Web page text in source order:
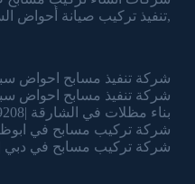
,تنفيذ تركيب صيانة أحواض
شركة تنفيذ مسابح احواض سباحة في
شركة تنفيذ مسابح احواض سباحة
بناء مظلات في الشارقة |0541849208| تركيب مظلات
شركة تركيب مسابح في ابوظبي |
شركة تركيب مسابح في دبي |0541849208